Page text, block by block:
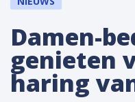
Damen-
genieten
haring